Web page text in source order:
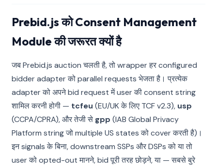
Prebid.js को Consent Management
Module की जरूरत क्यों है
जब Prebid.js auction चलती है, तो wrapper हर configured
bidder adapter को parallel requests भेजता है। प्रत्येक
adapter को अपने bid request में user की consent string
शामिल करनी होगी — tcfeu (EU/UK के लिए TCF v2.3), usp
(CCPA/CPRA), और तेजी से gpp (IAB Global Privacy
Platform string जो multiple US states को cover करती है)।
इन signals के बिना, downstream SSPs और DSPs को या तो
user को opted-out मानने, bid पूरी तरह छोड़ने, या — सबसे बुरे